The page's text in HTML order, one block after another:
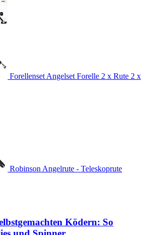
Forellenset Angelset Forelle 2 x Rute 2 x
Robinson Angelrute - Teleskoprute
Ködern: So